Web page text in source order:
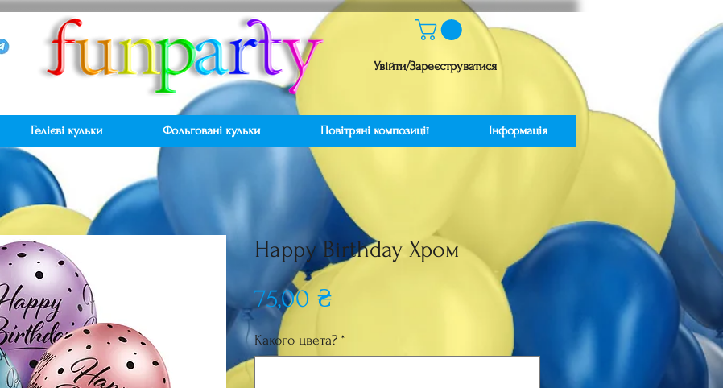
Увійти/Зареєструватися
Happy Birthday Хром
75,00 ₴Ціна
Какого цвета? *
Гелієві кульки Фольговані кульки Повітряні композиції Інформація